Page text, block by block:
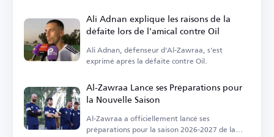
Ali Adnan explique les raisons de la
défaite lors de l'amical contre Oil
Ali Adnan, défenseur d'Al-Zawraa, s'est
exprimé après la défaite contre Oil.
Al-Zawraa Lance ses Préparations pour
la Nouvelle Saison
Al-Zawraa a officiellement lancé ses
préparations pour la saison 2026-2027 de la